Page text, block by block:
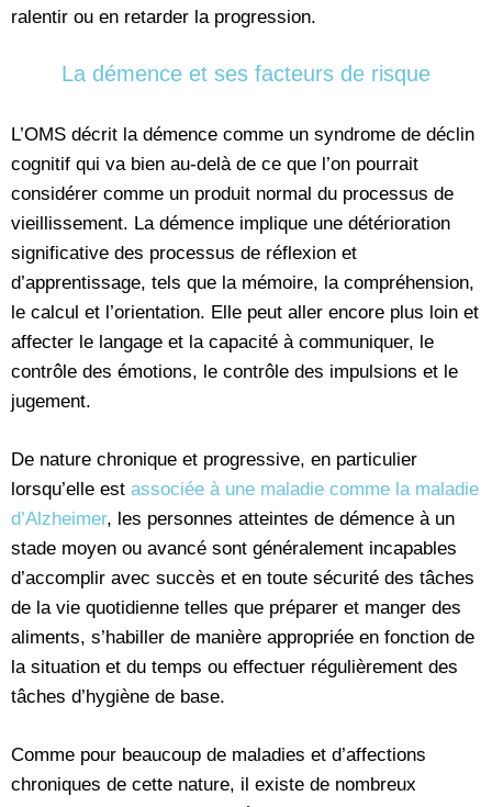
ralentir ou en retarder la progression.
La démence et ses facteurs de risque
L’OMS décrit la démence comme un syndrome de déclin
cognitif qui va bien au-delà de ce que l’on pourrait
considérer comme un produit normal du processus de
vieillissement. La démence implique une détérioration
significative des processus de réflexion et
d’apprentissage, tels que la mémoire, la compréhension,
le calcul et l’orientation. Elle peut aller encore plus loin et
affecter le langage et la capacité à communiquer, le
contrôle des émotions, le contrôle des impulsions et le
jugement.
De nature chronique et progressive, en particulier
lorsqu’elle est associée à une maladie comme la maladie
d’Alzheimer, les personnes atteintes de démence à un
stade moyen ou avancé sont généralement incapables
d’accomplir avec succès et en toute sécurité des tâches
de la vie quotidienne telles que préparer et manger des
aliments, s’habiller de manière appropriée en fonction de
la situation et du temps ou effectuer régulièrement des
tâches d’hygiène de base.
Comme pour beaucoup de maladies et d’affections
chroniques de cette nature, il existe de nombreux